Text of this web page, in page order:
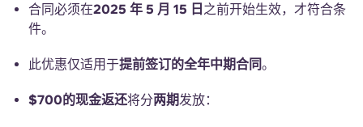
Chinese
Español
Català
合同必须在2025 年 5 月 15 日 之前开始生效，才符合条
件。
此优惠仅适用于提前签订的全年中期合同。
$700的现金返还将分两期发放：